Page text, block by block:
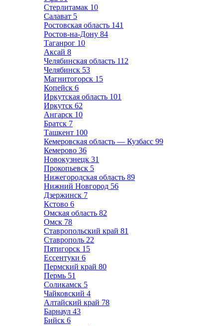
Стерлитамак 10
Салават 5
Ростовская область 141
Ростов-на-Дону 84
Таганрог 10
Аксай 8
Челябинская область 112
Челябинск 53
Магнитогорск 15
Копейск 6
Иркутская область 101
Иркутск 62
Ангарск 10
Братск 7
Ташкент 100
Кемеровская область — Кузбасс 99
Кемерово 36
Новокузнецк 31
Прокопьевск 5
Нижегородская область 89
Нижний Новгород 56
Дзержинск 7
Кстово 6
Омская область 82
Омск 78
Ставропольский край 81
Ставрополь 22
Пятигорск 15
Ессентуки 6
Пермский край 80
Пермь 51
Соликамск 5
Чайковский 4
Алтайский край 78
Барнаул 43
Бийск 6